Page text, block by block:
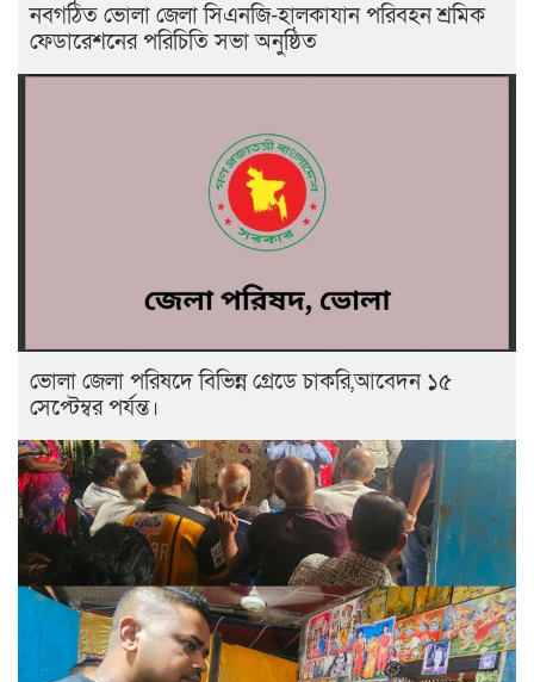
নবগঠিত ভোলা জেলা সিএনজি-হালকাযান পরিবহন শ্রমিক
ফেডারেশনের পরিচিতি সভা অনুষ্ঠিত
ভোলা জেলা পরিষদে বিভিন্ন গ্রেডে চাকরি,আবেদন ১৫
সেপ্টেম্বর পর্যন্ত।